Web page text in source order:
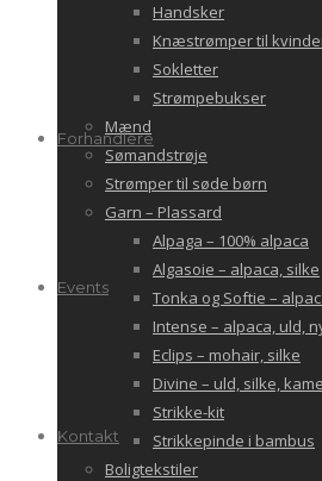
Handsker
Knæstrømper til
Sokletter
Strømpebukser
Mænd
Sømandstrøje
Strømper til søde børn
Garn – Plassard
Alpaga – 100% alpaca
Algasoie – alpaca, silke
Tonka og Softie –
Intense – alpaca, uld,
Eclips – mohair, silke
Divine – uld, silke,
Strikke-kit
Strikkepinde i bambus
Boligtekstiler
Forhandlere
Events
Kontakt